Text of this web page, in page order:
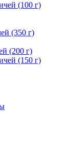
(100 г)
(350 г)
(200 г)
(150 г)